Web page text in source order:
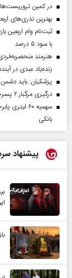
در کمین
بهترین نذری‌های
با سود ۵ درصد
زنده‌یاد عبدی در
پزشکیان: باید دشمن
درگیری مرگبار ۲ پسرخاله در پارک
سهمیه ۶۰
بانکی
پیشنهاد